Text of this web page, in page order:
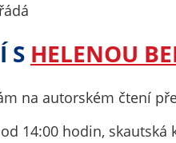
S HELENOU
na autorském čtení
14:00 hodin,